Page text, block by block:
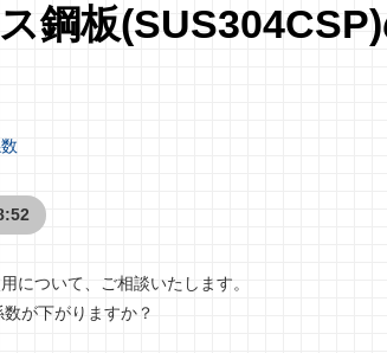
鋼板
について、ご相談いたします。
が下がりますか？